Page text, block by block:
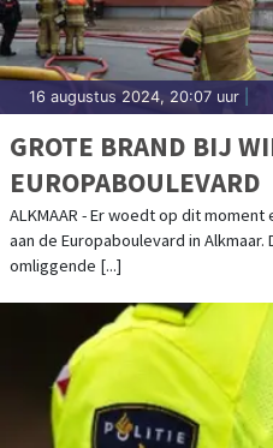
16 augustus 2024, 20:07 uur
GROTE BRAND BIJ
EUROPABOULEVARD
ALKMAAR - Er woedt op dit
aan de Europaboulevard in
omliggende [...]